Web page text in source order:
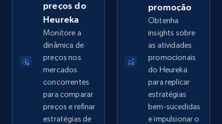
eBay - Gather data on products using
URL, Product id, Title, Seller name, Seller rating,
Seller reviews, Breadcrumbs, Root category, and
more.
Comece agora
preços do
Heureka
Monitore a
dinâmica de
preços nos
mercados
concorrentes
para comparar
preços e refinar
estratégias de
promoção
Obtenha
insights sobre
as atividades
promocionais
do Heureka
para replicar
estratégias
bem-sucedidas
e impulsionar o